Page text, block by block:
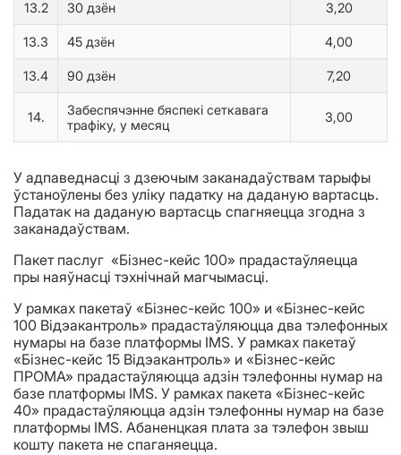
13.2 30 дзён 3,20
13.3 45 дзён 4,00
13.4 90 дзён 7,20
14.
Забеспячэнне бяспекі сеткавага
трафіку, у месяц
3,00
У адпаведнасці з дзеючым заканадаўствам тарыфы
ўстаноўлены без уліку падатку на даданую вартасць.
Падатак на даданую вартасць спагняецца згодна з
заканадаўствам.
Пакет паслуг «Бізнес-кейс 100» прадастаўляецца
пры наяўнасці тэхнічнай магчымасці.
У рамках пакетаў «Бізнес-кейс 100» и «Бізнес-кейс
100 Вiдэакантроль» прадастаўляюцца два тэлефонных
нумары на базе платформы IMS. У рамках пакетаў
«Бізнес-кейс 15 Вiдэакантроль» и «Бізнес-кейс
ПРОМА» прадастаўляюцца адзiн тэлефонны нумар на
базе платформы IMS. У рамках пакета «Бізнес-кейс
40» прадастаўляюцца адзiн тэлефонны нумар на базе
платформы IMS. Абаненцкая плата за тэлефон звыш
кошту пакета не спаганяецца.